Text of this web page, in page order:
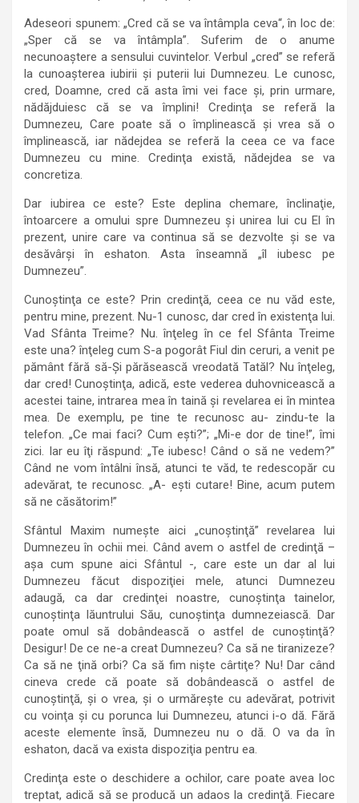
Adeseori spunem: „Cred că se va întâmpla ceva“, în loc de:
„Sper că se va întâmpla”. Suferim de o anume
necunoaştere a sensului cuvintelor. Verbul „cred” se referă
la cunoaşterea iubirii şi puterii lui Dumnezeu. Le cunosc,
cred, Doamne, cred că asta îmi vei face şi, prin urmare,
nădăjduiesc că se va împlini! Credinţa se referă la
Dumnezeu, Care poate să o împlinească şi vrea să o
împlinească, iar nădejdea se referă la ceea ce va face
Dumnezeu cu mine. Credinţa există, nădejdea se va
concretiza.
Dar iubirea ce este? Este deplina chemare, înclinaţie,
întoarcere a omului spre Dumnezeu şi unirea lui cu El în
prezent, unire care va continua să se dezvolte şi se va
desăvârşi în eshaton. Asta înseamnă „îl iubesc pe
Dumnezeu”.
Cunoştinţa ce este? Prin credinţă, ceea ce nu văd este,
pentru mine, prezent. Nu-1 cunosc, dar cred în existenţa lui.
Vad Sfânta Treime? Nu. înţeleg în ce fel Sfânta Treime
este una? înţeleg cum S-a pogorât Fiul din ceruri, a venit pe
pământ fără să-Şi părăsească vreodată Tatăl? Nu înţeleg,
dar cred! Cunoştinţa, adică, este vederea duhovnicească a
acestei taine, intrarea mea în taină şi revelarea ei în mintea
mea. De exemplu, pe tine te recunosc au- zindu-te la
telefon. „Ce mai faci? Cum eşti?”; „Mi-e dor de tine!”, îmi
zici. Iar eu îţi răspund: „Te iubesc! Când o să ne vedem?”
Când ne vom întâlni însă, atunci te văd, te redescopăr cu
adevărat, te recunosc. „A- eşti cutare! Bine, acum putem
să ne căsătorim!”
Sfântul Maxim numeşte aici „cunoştinţă” revelarea lui
Dumnezeu în ochii mei. Când avem o astfel de credinţă –
aşa cum spune aici Sfântul -, care este un dar al lui
Dumnezeu făcut dispoziţiei mele, atunci Dumnezeu
adaugă, ca dar credinţei noastre, cunoştinţa tainelor,
cunoştinţa lăuntrului Său, cunoştinţa dumnezeiască. Dar
poate omul să dobândească o astfel de cunoştinţă?
Desigur! De ce ne-a creat Dumnezeu? Ca să ne tiranizeze?
Ca să ne ţină orbi? Ca să fim nişte cârtiţe? Nu! Dar când
cineva crede că poate să dobândească o astfel de
cunoştinţă, şi o vrea, şi o urmăreşte cu adevărat, potrivit
cu voinţa şi cu porunca lui Dumnezeu, atunci i-o dă. Fără
aceste elemente însă, Dumnezeu nu o dă. O va da în
eshaton, dacă va exista dispoziţia pentru ea.
Credinţa este o deschidere a ochilor, care poate avea loc
treptat, adică să se producă un adaos la credinţă. Fiecare